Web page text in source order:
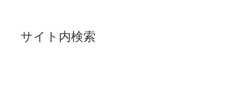
サイト内検索